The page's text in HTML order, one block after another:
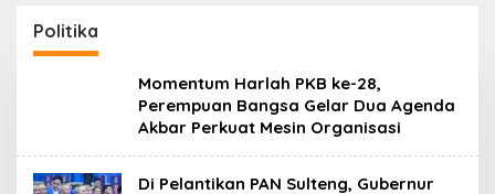
Politika
Momentum Harlah PKB ke-28,
Perempuan Bangsa Gelar Dua Agenda
Akbar Perkuat Mesin Organisasi
Di Pelantikan PAN Sulteng, Gubernur